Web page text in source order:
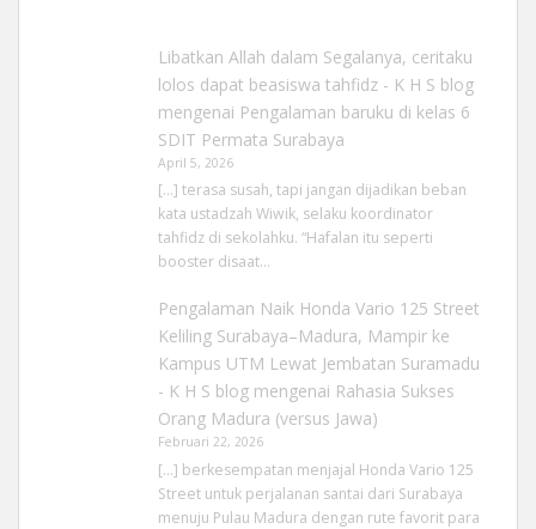
Libatkan Allah dalam Segalanya, ceritaku
lolos dapat beasiswa tahfidz - K H S blog
mengenai Pengalaman baruku di kelas 6
SDIT Permata Surabaya
April 5, 2026
[…] terasa susah, tapi jangan dijadikan beban
kata ustadzah Wiwik, selaku koordinator
tahfidz di sekolahku. “Hafalan itu seperti
booster disaat…
Pengalaman Naik Honda Vario 125 Street
Keliling Surabaya–Madura, Mampir ke
Kampus UTM Lewat Jembatan Suramadu
- K H S blogmengenai Rahasia Sukses
Orang Madura (versus Jawa)
Februari 22, 2026
[…] berkesempatan menjajal Honda Vario 125
Street untuk perjalanan santai dari Surabaya
menuju Pulau Madura dengan rute favorit para